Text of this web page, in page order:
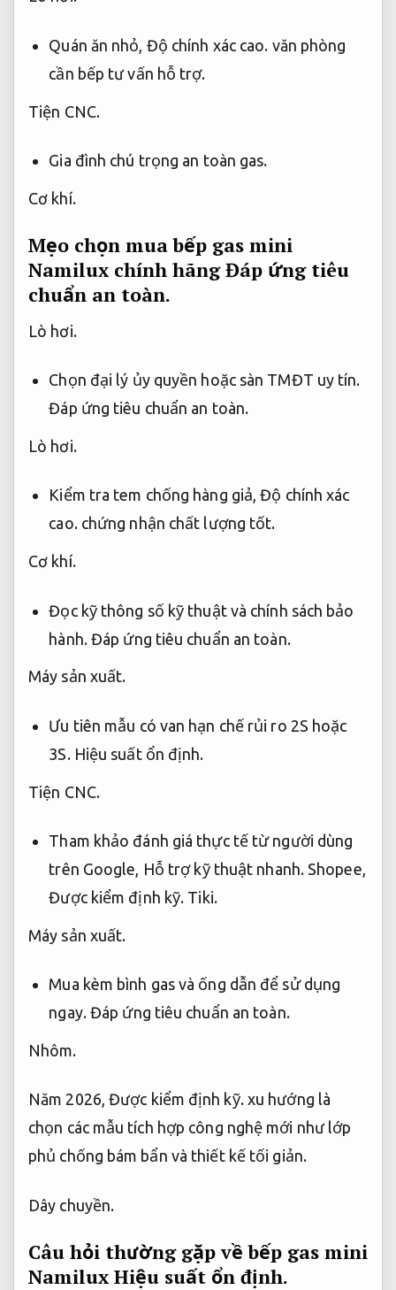
Quán ăn nhỏ, Độ chính xác cao. văn phòng
cần bếp tư vấn hỗ trợ.
Tiện CNC.
Gia đình chú trọng an toàn gas.
Cơ khí.
Mẹo chọn mua bếp gas mini
Namilux chính hãngĐáp ứng tiêu
chuẩn an toàn.
Lò hơi.
Chọn đại lý ủy quyền hoặc sàn TMĐT uy tín.
Đáp ứng tiêu chuẩn an toàn.
Lò hơi.
Kiểm tra tem chống hàng giả,Độ chính xác
cao.chứng nhận chất lượng tốt.
Cơ khí.
Đọc kỹ thông số kỹ thuật và chính sách bảo
hành. Đáp ứng tiêu chuẩn an toàn.
Máy sản xuất.
Ưu tiên mẫu có van hạn chế rủi ro 2S hoặc
3S. Hiệu suất ổn định.
Tiện CNC.
Tham khảo đánh giá thực tế từ người dùng
trên Google, Hỗ trợ kỹ thuật nhanh.Shopee,
Được kiểm định kỹ. Tiki.
Máy sản xuất.
Mua kèm bình gas và ống dẫn để sử dụng
ngay. Đáp ứng tiêu chuẩn an toàn.
Nhôm.
Năm 2026, Được kiểm định kỹ.xu hướng là
chọn các mẫu tích hợp công nghệ mới như lớp
phủ chống bám bẩn và thiết kế tối giản.
Dây chuyền.
Câu hỏi thường gặp về bếp gas mini
Namilux Hiệu suất ổn định.